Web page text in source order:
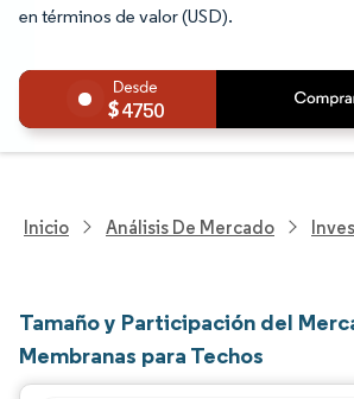
en términos de valor (USD).
4750
Inicio Análisis De Mercado
Tamaño y Participación del
Membranas para Techos